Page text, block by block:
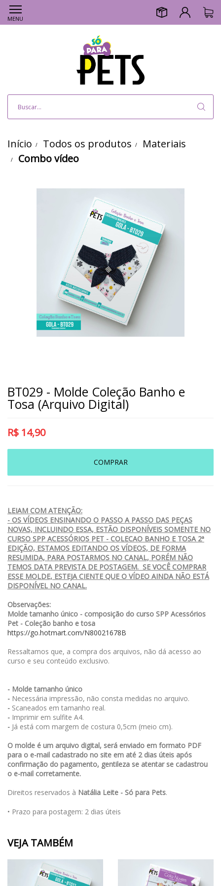
MENU
Início Todos os produtos
Materiais
Combo vídeo
BT029 - Molde Coleção Banho e
Tosa (Arquivo Digital)
R$ 14,90
COMPRAR
LEIAM COM ATENÇÃO:
- OS VÍDEOS ENSINANDO O PASSO A PASSO DAS PEÇAS
NOVAS, INCLUINDO ESSA, ESTÃO DISPONÍVEIS SOMENTE NO
CURSO SPP ACESSÓRIOS PET - COLECAO BANHO E TOSA 2ª
EDIÇÃO, ESTAMOS EDITANDO OS VÍDEOS, DE FORMA
RESUMIDA, PARA POSTARMOS NO CANAL, PORÉM NÃO
TEMOS DATA PREVISTA DE POSTAGEM. SE VOCÊ COMPRAR
ESSE MOLDE, ESTEJA CIENTE QUE O VÍDEO AINDA NÃO ESTÁ
DISPONÍVEL NO CANAL.
Observações:
Molde tamanho único - composição do curso SPP Acessórios
Pet - Coleção banho e tosa
https://go.hotmart.com/N80021678B
Ressaltamos que, a compra dos arquivos, não dá acesso ao
curso e seu conteúdo exclusivo.
- Molde tamanho único
- Necessária impressão, não consta medidas no arquivo.
- Scaneados em tamanho real.
- Imprimir em sulfite A4.
- Já está com margem de costura 0,5cm (meio cm).
O molde é um arquivo digital, será enviado em formato PDF
para o e-mail cadastrado no site em até 2 dias úteis após
confirmação do pagamento, gentileza se atentar se cadastrou
o e-mail corretamente.
Direitos reservados à Natália Leite - Só para Pets.
• Prazo para postagem: 2 dias úteis
VEJA TAMBÉM